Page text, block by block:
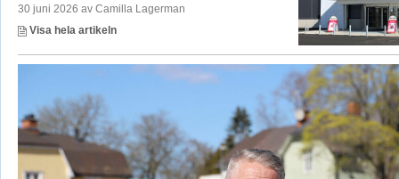
30 juni 2026 av Camilla Lagerman
Visa hela artikeln